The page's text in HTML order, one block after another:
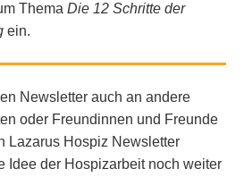
Thema Die 12 Schritte der
ein.
Newsletter auch an andere
oder Freundinnen und Freunde
Lazarus Hospiz Newsletter
Idee der Hospizarbeit noch weiter